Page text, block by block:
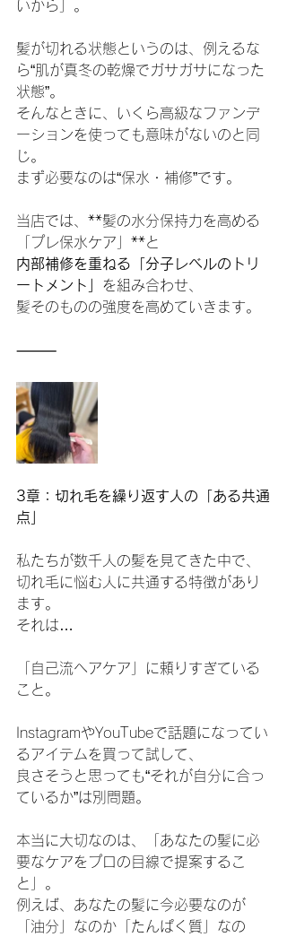
いから」。
髪が切れる状態というのは、例えるな
ら“肌が真冬の乾燥でガサガサになった
状態”。
そんなときに、いくら高級なファンデ
ーションを使っても意味がないのと同
じ。
まず必要なのは“保水・補修”です。
当店では、**髪の水分保持力を高める
「プレ保水ケア」**と
内部補修を重ねる「分子レベルのトリ
ートメント」 を組み合わせ、
髪そのものの強度を高めていきます。
⸻
3章：切れ毛を繰り返す人の「ある共通
点」
私たちが数千人の髪を見てきた中で、
切れ毛に悩む人に共通する特徴があり
ます。
それは…
「自己流ヘアケア」に頼りすぎている
こと。
InstagramやYouTubeで話題になってい
るアイテムを買って試して、
良さそうと思っても“それが自分に合っ
ているか”は別問題。
本当に大切なのは、「あなたの髪に必
要なケアをプロの目線で提案するこ
と」。
例えば、あなたの髪に今必要なのが
「油分」なのか「たんぱく質」なの